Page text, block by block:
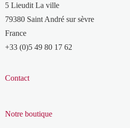
5 Lieudit La ville
79380 Saint André sur sèvre
France
+33 (0)5 49 80 17 62
Contact
Notre boutique